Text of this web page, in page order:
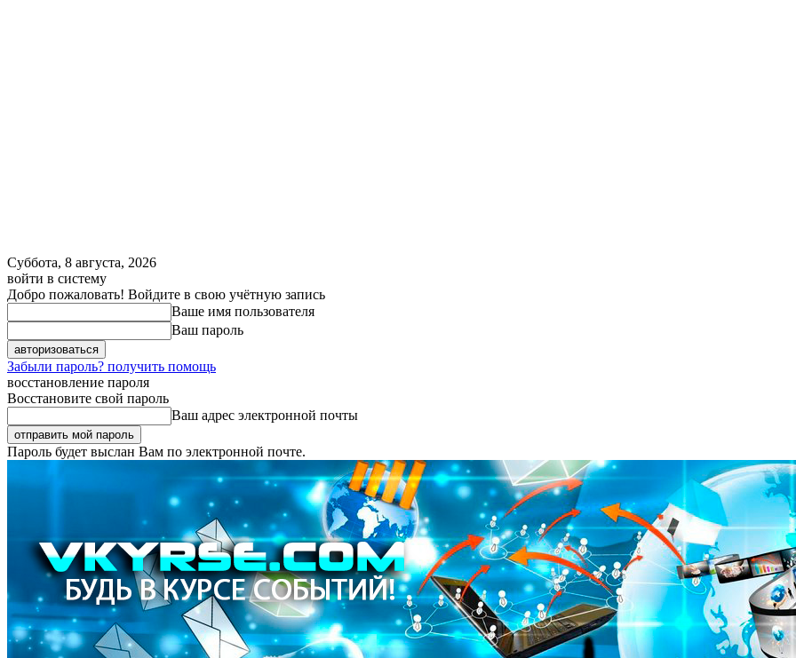
Суббота, 8 августа, 2026
войти в систему
Добро пожаловать! Войдите в свою учётную запись
Ваше имя пользователя
Ваш пароль
Забыли пароль? получить помощь
восстановление пароля
Восстановите свой пароль
Ваш адрес электронной почты
Пароль будет выслан Вам по электронной почте.